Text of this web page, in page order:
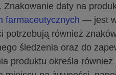
Znakowanie daty na
farmaceutycznych — jest
potrzebują również
śledzenia oraz do
produktu określa